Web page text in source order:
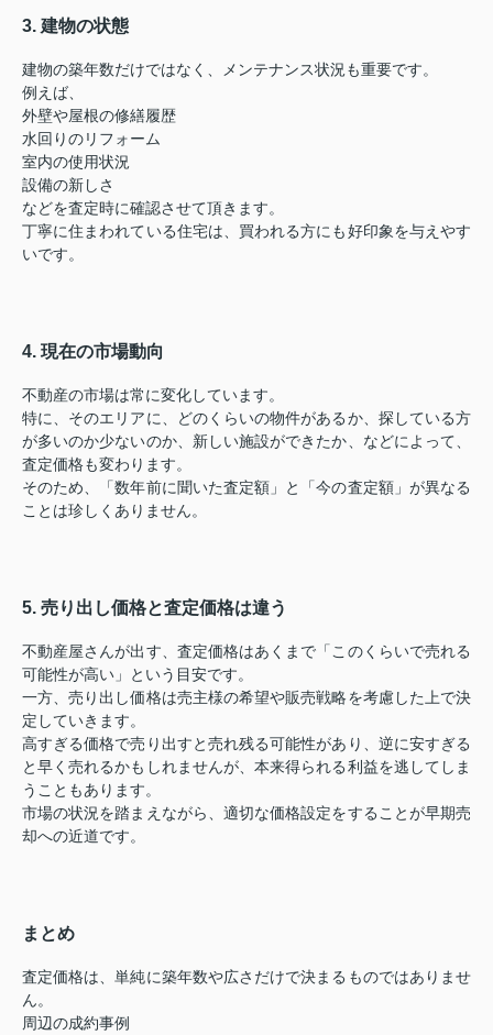
3. 建物の状態
建物の築年数だけではなく、メンテナンス状況も重要です。
例えば、
外壁や屋根の修繕履歴
水回りのリフォーム
室内の使用状況
設備の新しさ
などを査定時に確認させて頂きます。
丁寧に住まわれている住宅は、買われる方にも好印象を与えやす
いです。
4. 現在の市場動向
不動産の市場は常に変化しています。
特に、そのエリアに、どのくらいの物件があるか、探している方
が多いのか少ないのか、新しい施設ができたか、などによって、
査定価格も変わります。
そのため、「数年前に聞いた査定額」と「今の査定額」が異なる
ことは珍しくありません。
5. 売り出し価格と査定価格は違う
不動産屋さんが出す、査定価格はあくまで「このくらいで売れる
可能性が高い」という目安です。
一方、売り出し価格は売主様の希望や販売戦略を考慮した上で決
定していきます。
高すぎる価格で売り出すと売れ残る可能性があり、逆に安すぎる
と早く売れるかもしれませんが、本来得られる利益を逃してしま
うこともあります。
市場の状況を踏まえながら、適切な価格設定をすることが早期売
却への近道です。
まとめ
査定価格は、単純に築年数や広さだけで決まるものではありませ
ん。
周辺の成約事例